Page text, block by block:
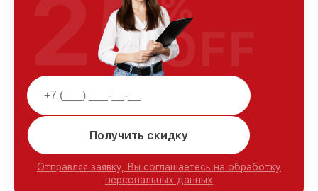
Получить скидку
Отправляя заявку, Вы соглашаетесь на обработку
персональных данных
25OFF